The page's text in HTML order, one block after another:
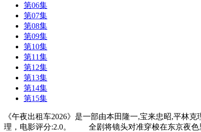
第06集
第07集
第08集
第09集
第10集
第11集
第12集
第13集
第14集
第15集
《午夜出租车2026》是一部由本田隆一,宝来忠昭,平林
理，电影评分:2.0。 全剧将镜头对准穿梭在东京夜色